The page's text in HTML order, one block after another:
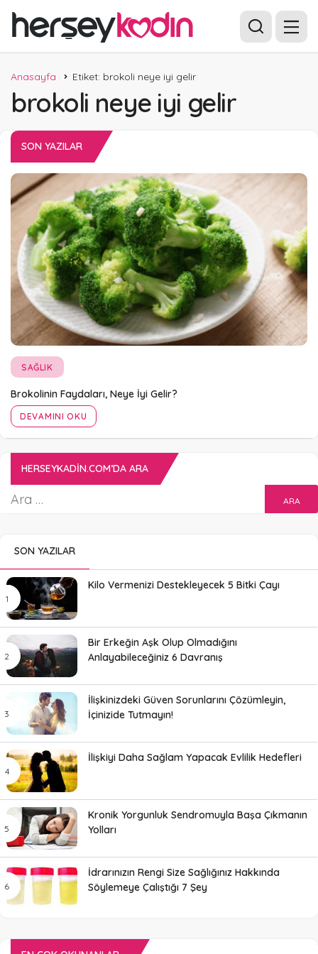
Anasayfa Etiket: brokoli neye iyi gelir
brokoli neye iyi gelir
SON YAZILAR
SAĞLIK
Brokolinin Faydaları, Neye İyi Gelir?
DEVAMINI OKU
HERSEYKADIN.COM’DA ARA
SON YAZILAR
Kilo Vermenizi Destekleyecek 5 Bitki Çayı
Bir Erkeğin Aşk Olup Olmadığını
Anlayabileceğiniz 6 Davranış
İlişkinizdeki Güven Sorunlarını Çözümleyin,
İçinizide Tutmayın!
İlişkiyi Daha Sağlam Yapacak Evlilik Hedefleri
Kronik Yorgunluk Sendromuyla Başa Çıkmanın
Yolları
İdrarınızın Rengi Size Sağlığınız Hakkında
Söylemeye Çalıştığı 7 Şey